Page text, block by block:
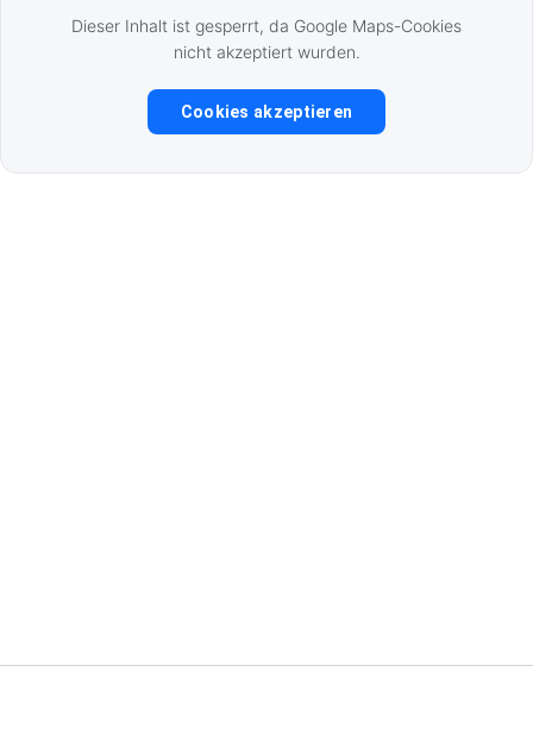
Dieser Inhalt ist gesperrt, da Google Maps-Cookies
nicht akzeptiert wurden.
Cookies akzeptieren